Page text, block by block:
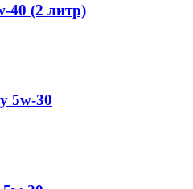
40 (2 литр)
5w-30